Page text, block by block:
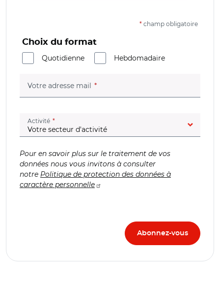
* champ obligatoire
Choix du format
Quotidienne
Hebdomadaire
Votre adresse mail (champ obligatoire)
Activité (champ obligatoire)
Pour en savoir plus sur le traitement de vos
données nous vous invitons à consulter
notre Politique de protection des données à
caractère personnelle